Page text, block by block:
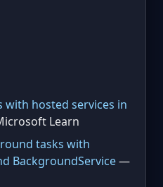
with hosted services in
Learn
tasks with
BackgroundService—